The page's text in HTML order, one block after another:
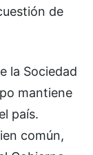
de
la Sociedad
mantiene
país.
común,